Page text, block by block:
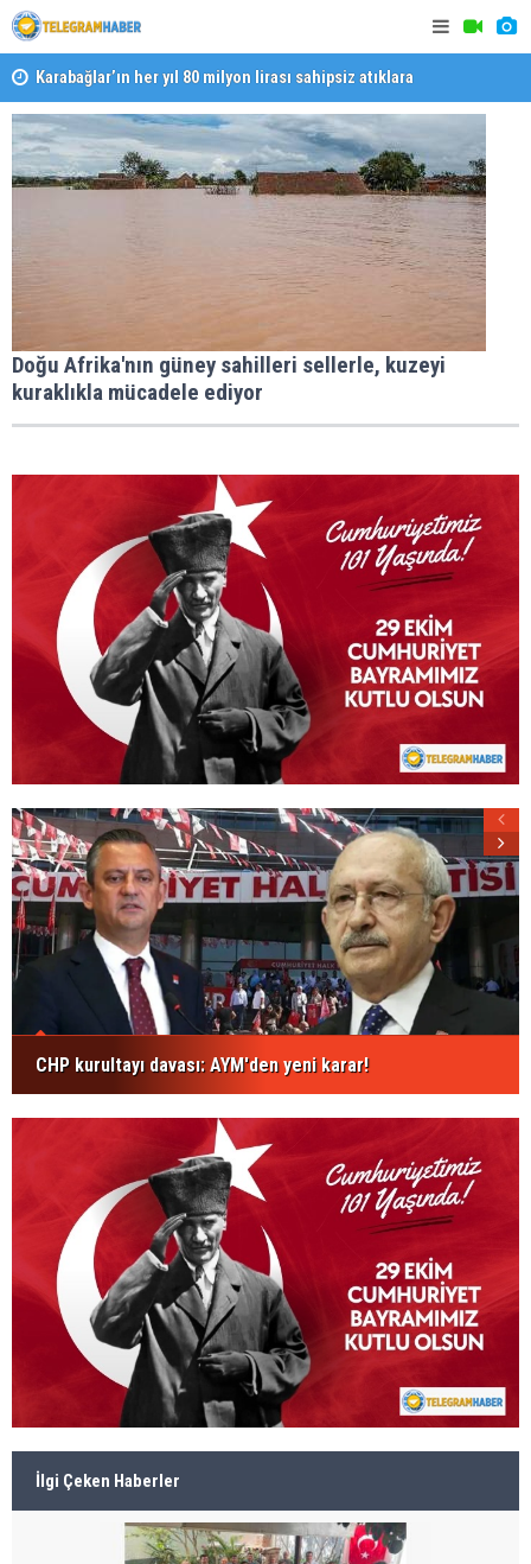
Karabağlar’ın her yıl 80 milyon lirası sahipsiz atıklara
gidiyor
Doğu Afrika'nın güney sahilleri sellerle, kuzeyi
kuraklıkla mücadele ediyor
CHP kurultayı davası: AYM'den yeni karar!
İlgi Çeken Haberler